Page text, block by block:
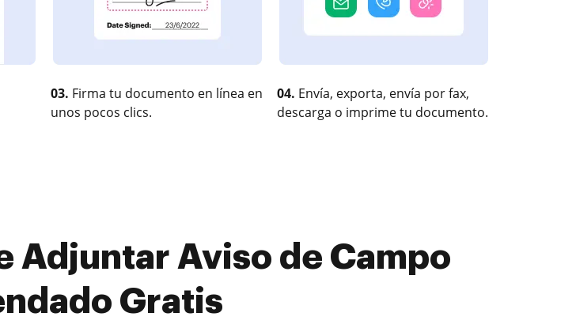
03. Firma tu documento en línea en
unos pocos clics.
04. Envía, exporta, envía por fax,
descarga o imprime tu documento.
Adjuntar Aviso de Campo
Gratis